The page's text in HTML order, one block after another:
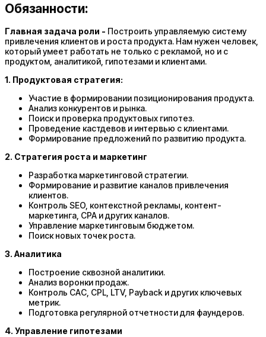
Обязанности:
Главная задача роли - Построить управляемую систему
привлечения клиентов и роста продукта. Нам нужен человек,
который умеет работать не только с рекламой, но и с
продуктом, аналитикой, гипотезами и клиентами.
1. Продуктовая стратегия:
Участие в формировании позиционирования продукта.
Анализ конкурентов и рынка.
Поиск и проверка продуктовых гипотез.
Проведение кастдевов и интервью с клиентами.
Формирование предложений по развитию продукта.
2. Стратегия роста и маркетинг
Разработка маркетинговой стратегии.
Формирование и развитие каналов привлечения
клиентов.
Контроль SEO, контекстной рекламы, контент-
маркетинга, CPA и других каналов.
Управление маркетинговым бюджетом.
Поиск новых точек роста.
3. Аналитика
Построение сквозной аналитики.
Анализ воронки продаж.
Контроль CAC, CPL, LTV, Payback и других ключевых
метрик.
Подготовка регулярной отчетности для фаундеров.
4. Управление гипотезами